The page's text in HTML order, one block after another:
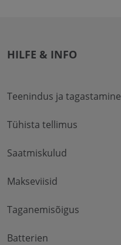
HILFE & INFO
Teenindus ja tagastamine
Tühista tellimus
Saatmiskulud
Makseviisid
Taganemisõigus
Batterien